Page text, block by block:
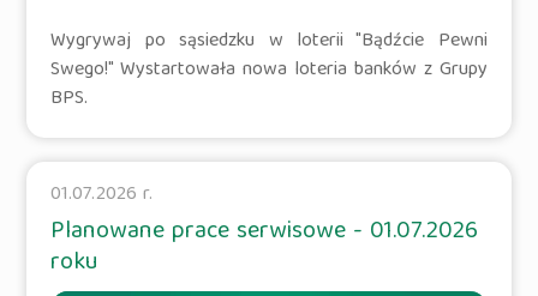
Wygrywaj po sąsiedzku w loterii "Bądźcie Pewni
Swego!" Wystartowała nowa loteria banków z Grupy
BPS.
01.07.2026 r.
Planowane prace serwisowe - 01.07.2026
roku